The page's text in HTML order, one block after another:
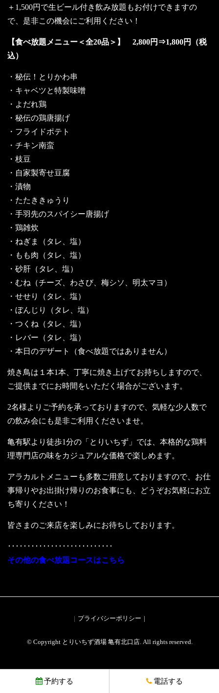
＋1,500円で生ビール付き飲み放題もお付けできますの
で、是非この機会にご利用ください！
【食べ放題メニュー＜全20品＞】 2,800円⇒1,800円（税
込）
・秘伝！とりかわ串
・キャベツと特製味噌
・よだれ鶏
・秘伝の鶏唐揚げ
・フライドポテト
・チキン南蛮
・枝豆
・自家製寄せ豆腐
・漬物
・たたききゅうり
・手羽先のスパイシー唐揚げ
・鶏雑炊
・ねぎま（タレ、塩）
・もも肉（タレ、塩）
・砂肝（タレ、塩）
・むね（チーズ、わさび、梅シソ、明太マヨ）
・せせり（タレ、塩）
・ぼんじり（タレ、塩）
・つくね（タレ、塩）
・レバー（タレ、塩）
・本日のデザート（食べ放題ではありません）
焼き鳥は１本1本、丁寧に焼き上げてお持ちしますので、
ご提供までにお時間をいただく場合がございます。
2名様よりご予約を承っておりますので、気軽な少人数で
の飲み会にも是非ご利用くださいませ。
亀有駅より徒歩1分の「とりいちず」では、本格的な鶏料
理専門店の味をカジュアルな価格で楽しめます。
アラカルトメニューも多数ご用意しておりますので、お仕
事帰りやお出掛け帰りのお食事にも、どうぞお気軽にお立
ち寄りください！
皆さまのご来店を楽しみにお待ちしております。
･･･････････････････････････
その他の食べ放題コースはこちら
プライバシーポリシー
© Copyright とりいちず酒場 亀有北口店. All rights reserved.
予約する 電話する